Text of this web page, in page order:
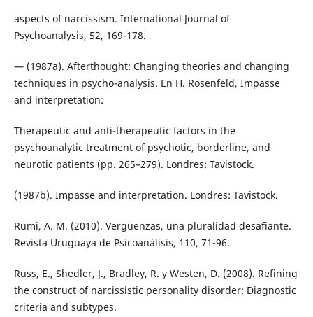
aspects of narcissism. International Journal of
Psychoanalysis, 52, 169-178.
— (1987a). Afterthought: Changing theories and changing
techniques in psycho-analysis. En H. Rosenfeld, Impasse
and interpretation:
Therapeutic and anti-therapeutic factors in the
psychoanalytic treatment of psychotic, borderline, and
neurotic patients (pp. 265–279). Londres: Tavistock.
(1987b). Impasse and interpretation. Londres: Tavistock.
Rumi, A. M. (2010). Vergüenzas, una pluralidad desafiante.
Revista Uruguaya de Psicoanálisis, 110, 71-96.
Russ, E., Shedler, J., Bradley, R. y Westen, D. (2008). Refining
the construct of narcissistic personality disorder: Diagnostic
criteria and subtypes.